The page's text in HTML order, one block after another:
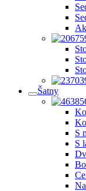
Šatny
S
S